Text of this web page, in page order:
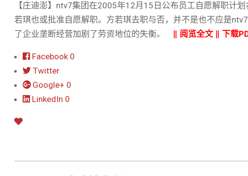
【庄迪澎】ntv7集团在2005年12月15日公布员工自愿解职计
若琪也或批准自愿解职。方若琪去职与否，并不是也不应是
了企业垄断经营加剧了劳资地位的失衡。
阅览全文 下载
Facebook 0
Twitter
Google+ 0
LinkedIn 0